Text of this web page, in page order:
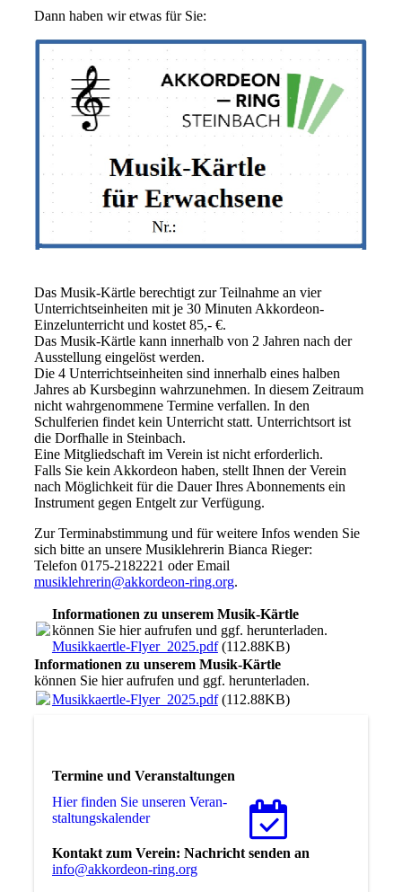
Dann haben wir etwas für Sie:
Das Musik-Kärtle berechtigt zur Teilnahme an vier
Unterrichtseinheiten mit je 30 Minuten Akkordeon-
Einzelunterricht und kostet 85,- €.
Das Musik-Kärtle kann innerhalb von 2 Jahren nach der
Ausstellung eingelöst werden.
Die 4 Unterrichtseinheiten sind innerhalb eines halben
Jahres ab Kursbeginn wahrzunehmen. In diesem Zeitraum
nicht wahrgenommene Termine verfallen. In den
Schulferien findet kein Unterricht statt. Unterrichtsort ist
die Dorfhalle in Steinbach.
Eine Mitgliedschaft im Verein ist nicht erforderlich.
Falls Sie kein Akkordeon haben, stellt Ihnen der Verein
nach Möglichkeit für die Dauer Ihres Abonnements ein
Instrument gegen Entgelt zur Verfügung.
Zur Terminabstimmung und für weitere Infos wenden Sie
sich bitte an unsere Musiklehrerin Bianca Rieger:
Telefon 0175-2182221 oder Email
musiklehrerin@akkordeon-ring.org.
Informationen zu unserem Musik-Kärtle
können Sie hier aufrufen und ggf. herunterladen.
Musikkaertle-Flyer_2025.pdf(112.88KB)
Informationen zu unserem Musik-Kärtle
können Sie hier aufrufen und ggf. herunterladen.
Musikkaertle-Flyer_2025.pdf(112.88KB)
Termine und Veranstaltungen
Hier finden Sie unseren Ver­an­
stal­tungs­ka­len­der
Kontakt zum Verein: Nachricht senden an
info@akkordeon-ring.org